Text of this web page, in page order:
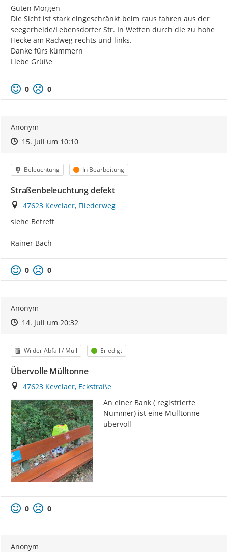
Guten Morgen
Die Sicht ist stark eingeschränkt beim raus fahren aus der
seegerheide/Lebensdorfer Str. In Wetten durch die zu hohe
Hecke am Radweg rechts und links.
Danke fürs kümmern
Liebe Grüße
0 0
Anonym
Zeitpunkt des Erstellens
Zeitpunkt des Erstellens
15. Juli um 10:10Zur Äußerung
Kategorie
Beleuchtung Status
In Bearbeitung
Straßenbeleuchtung defekt
Ort
47623 Kevelaer, Fliederweg
siehe Betreff
Rainer Bach
0 0
Anonym
Zeitpunkt des Erstellens
Zeitpunkt des Erstellens
14. Juli um 20:32Zur Äußerung
Kategorie
Wilder Abfall / Müll Status
Erledigt
Übervolle Mülltonne
Ort
47623 Kevelaer, Eckstraße
An einer Bank ( registrierte
Nummer) ist eine Mülltonne
übervoll
0 0
Anonym